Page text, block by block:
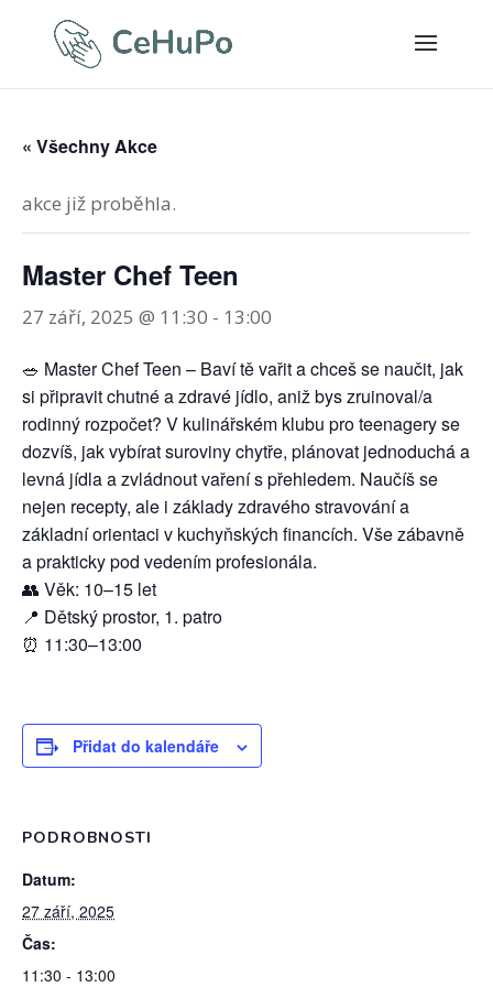
« Všechny Akce
akce již proběhla.
Master Chef Teen
27 září, 2025 @ 11:30 - 13:00
🥗 Master Chef Teen – Baví tě vařit a chceš se naučit, jak
si připravit chutné a zdravé jídlo, aniž bys zruinoval/a
rodinný rozpočet? V kulinářském klubu pro teenagery se
dozvíš, jak vybírat suroviny chytře, plánovat jednoduchá a
levná jídla a zvládnout vaření s přehledem. Naučíš se
nejen recepty, ale i základy zdravého stravování a
základní orientaci v kuchyňských financích. Vše zábavně
a prakticky pod vedením profesionála.
👥 Věk: 10–15 let
📍 Dětský prostor, 1. patro
⏰ 11:30–13:00
Přidat do kalendáře
PODROBNOSTI
Datum:
27 září, 2025
Čas:
11:30 - 13:00